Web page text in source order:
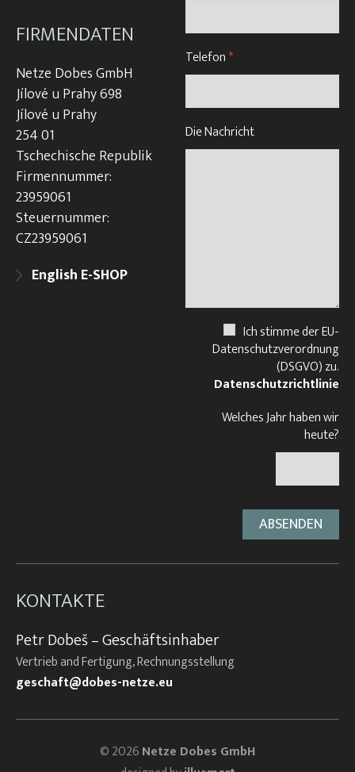
FIRMENDATEN
Netze Dobes GmbH
Jílové u Prahy 698
Jílové u Prahy
254 01
Tschechische Republik
Firmennummer:
23959061
Steuernummer:
CZ23959061
English E-SHOP
Telefon*
Die Nachricht
Ich stimme der EU-
Datenschutzverordnung
(DSGVO) zu.
Datenschutzrichtlinie
Welches Jahr haben wir
heute?
KONTAKTE
Petr Dobeš – Geschäftsinhaber
Vertrieb and Fertigung, Rechnungsstellung
geschaft@dobes-netze.eu
© 2026Netze Dobes GmbH